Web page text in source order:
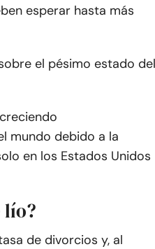
esperar hasta más
el pésimo estado del
mundo debido a la
en los Estados Unidos
lío?
de divorcios y, al